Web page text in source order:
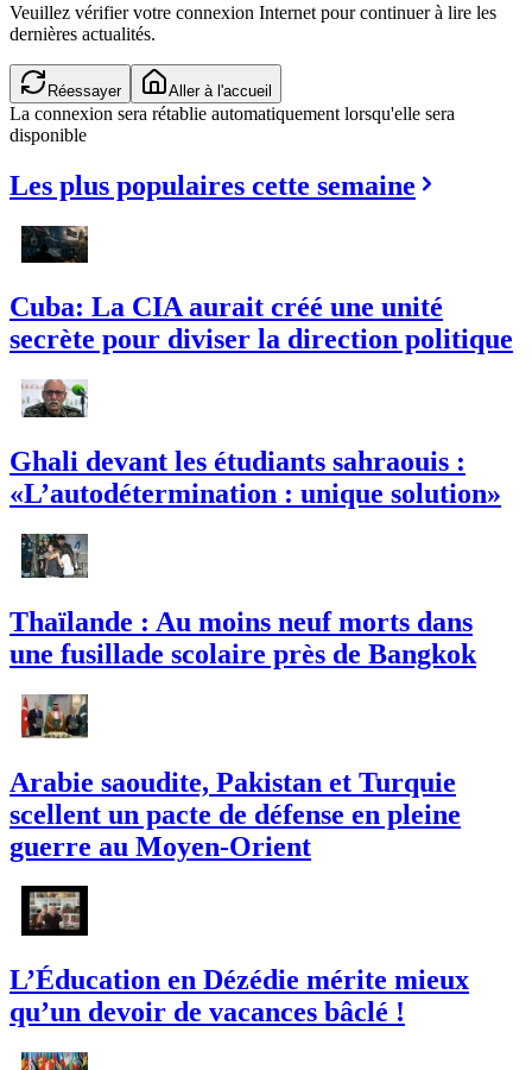
Veuillez vérifier votre connexion Internet pour continuer à lire les
dernières actualités.
Réessayer Aller à l'accueil
La connexion sera rétablie automatiquement lorsqu'elle sera
disponible
Les plus populaires cette semaine
Cuba: La CIA aurait créé une unité
secrète pour diviser la direction politique
Ghali devant les étudiants sahraouis :
«L’autodétermination : unique solution»
Thaïlande : Au moins neuf morts dans
une fusillade scolaire près de Bangkok
Arabie saoudite, Pakistan et Turquie
scellent un pacte de défense en pleine
guerre au Moyen-Orient
L’Éducation en Dézédie mérite mieux
qu’un devoir de vacances bâclé !